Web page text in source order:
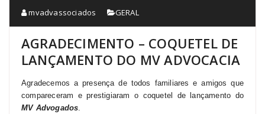
mvadvassociados GERAL
AGRADECIMENTO – COQUETEL DE
LANÇAMENTO DO MV ADVOCACIA
Agradecemos a presença de todos familiares e amigos que
compareceram e prestigiaram o coquetel de lançamento do
MV Advogados.